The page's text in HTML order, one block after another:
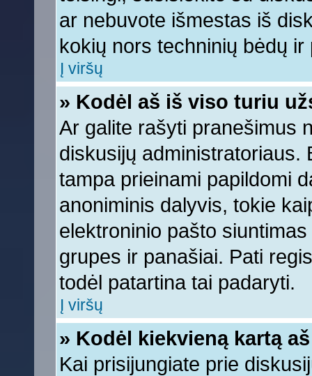
ar nebuvote išmestas iš
kokių nors techninių bėdų
Į viršų
» Kodėl aš iš viso turiu
Ar galite rašyti pranešimus
diskusijų administratoriaus.
tampa prieinami papildomi
anoniminis dalyvis, tokie
elektroninio pašto
grupes ir panašiai. Pati
todėl patartina tai padaryti.
Į viršų
» Kodėl kiekvieną kartą
Kai prisijungiate prie